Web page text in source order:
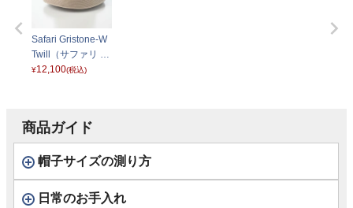
Safari Gristone-W
Twill（サファリ グ
リストーン ツイ
¥12,100(税込)
商品ガイド
帽子サイズの測り方
日常のお手入れ